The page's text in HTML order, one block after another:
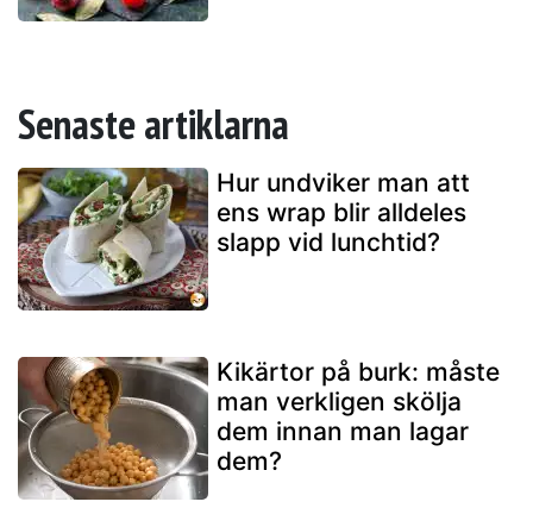
Senaste artiklarna
Hur undviker man att
ens wrap blir alldeles
slapp vid lunchtid?
Kikärtor på burk: måste
man verkligen skölja
dem innan man lagar
dem?